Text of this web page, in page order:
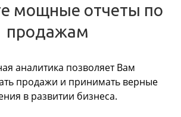
мощные отчеты по
продажам
аналитика позволяет Вам
продажи и принимать верные
в развитии бизнеса.